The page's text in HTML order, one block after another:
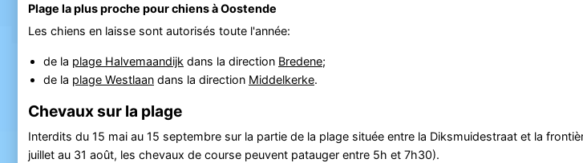
Plage la plus proche pour chiens à Oostende
Les chiens en laisse sont autorisés toute l'année:
de la plage Halvemaandijk dans la direction Bredene;
de la plage Westlaandans la direction Middelkerke.
Chevaux sur la plage
Interdits du 15 mai au 15 septembre sur la partie de la plage située entre la Diksmuidestraat et la
juillet au 31 août, les chevaux de course peuvent patauger entre 5h et 7h30).